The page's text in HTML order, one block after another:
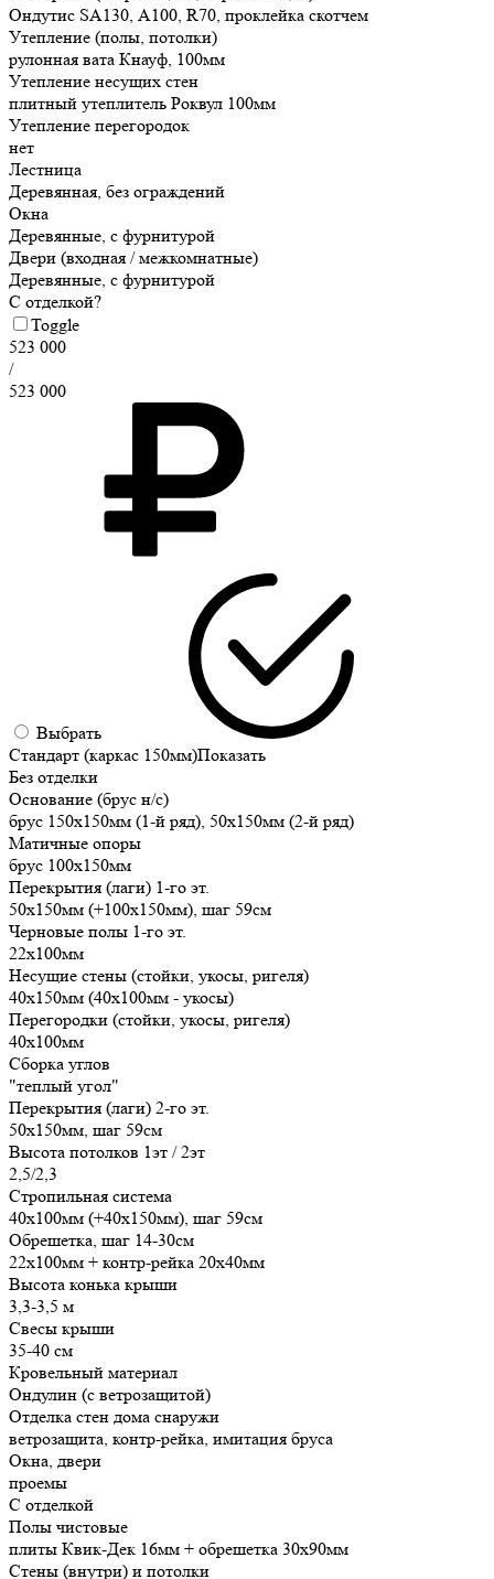
Ондутис SA130, А100, R70, проклейка скотчем
Утепление (полы, потолки)
рулонная вата Кнауф, 100мм
Утепление несущих стен
плитный утеплитель Роквул 100мм
Утепление перегородок
нет
Лестница
Деревянная, без ограждений
Окна
Деревянные, с фурнитурой
Двери (входная / межкомнатные)
Деревянные, с фурнитурой
С отделкой?
Toggle
523 000
/
523 000
Выбрать
Стандарт (каркас 150мм)Показать
Без отделки
Основание (брус н/с)
брус 150х150мм (1-й ряд), 50х150мм (2-й ряд)
Матичные опоры
брус 100х150мм
Перекрытия (лаги) 1-го эт.
50х150мм (+100х150мм), шаг 59см
Черновые полы 1-го эт.
22х100мм
Несущие стены (стойки, укосы, ригеля)
40х150мм (40х100мм - укосы)
Перегородки (стойки, укосы, ригеля)
40х100мм
Сборка углов
"теплый угол"
Перекрытия (лаги) 2-го эт.
50х150мм, шаг 59см
Высота потолков 1эт / 2эт
2,5/2,3
Стропильная система
40х100мм (+40х150мм), шаг 59см
Обрешетка, шаг 14-30см
22х100мм + контр-рейка 20х40мм
Высота конька крыши
3,3-3,5 м
Свесы крыши
35-40 см
Кровельный материал
Ондулин (с ветрозащитой)
Отделка стен дома снаружи
ветрозащита, контр-рейка, имитация бруса
Окна, двери
проемы
С отделкой
Полы чистовые
плиты Квик-Дек 16мм + обрешетка 30х90мм
Стены (внутри) и потолки